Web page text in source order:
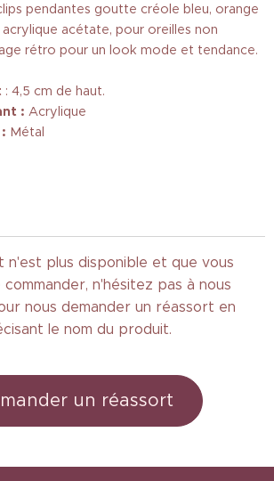
pendantes goutte créole bleu, orange
acétate, pour oreilles non
rétro pour un look mode et tendance.
: 4,5 cm de haut.
: Acrylique
Métal
n'est plus disponible et que vous
n'hésitez pas à nous
nous demander un réassort en
le nom du produit.
un réassort